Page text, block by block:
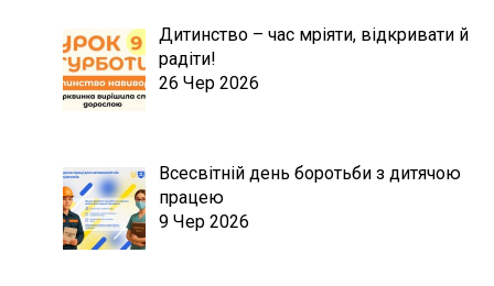
Дитинство – час мріяти, відкривати й
радіти!
26 Чер 2026
Всесвітній день боротьби з дитячою
працею
9 Чер 2026